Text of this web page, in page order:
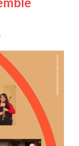
CHŒUR
INVITE
L’ENSEMBLE
OBSIDIENNE